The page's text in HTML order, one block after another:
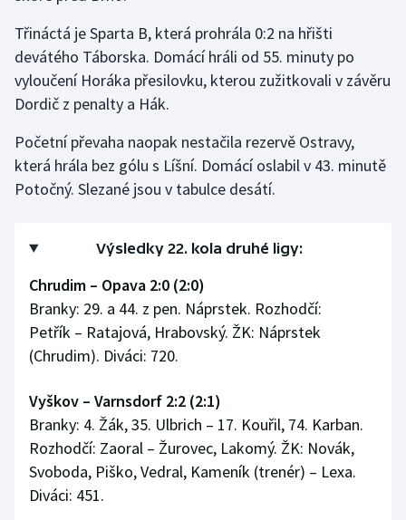
Lezení
Lyže a snowboard
Moderní pětiboj
Motorsport
Olympijské hry
Plážový volejbal
Ragby
Rychlobruslení
Rychlostní kanoistika
Short track
Třináctá je Sparta B, která prohrála 0:2 na hřišti
devátého Táborska. Domácí hráli od 55. minuty po
vyloučení Horáka přesilovku, kterou zužitkovali v závěru
Dordič z penalty a Hák.
Početní převaha naopak nestačila rezervě Ostravy,
která hrála bez gólu s Líšní. Domácí oslabil v 43. minutě
Potočný. Slezané jsou v tabulce desátí.
Výsledky 22. kola druhé ligy:
Chrudim – Opava 2:0 (2:0)
Branky: 29. a 44. z pen. Náprstek. Rozhodčí:
Petřík – Ratajová, Hrabovský. ŽK: Náprstek
(Chrudim). Diváci: 720.
Vyškov – Varnsdorf 2:2 (2:1)
Branky: 4. Žák, 35. Ulbrich – 17. Kouřil, 74. Karban.
Rozhodčí: Zaoral – Žurovec, Lakomý. ŽK: Novák,
Svoboda, Piško, Vedral, Kameník (trenér) – Lexa.
Diváci: 451.